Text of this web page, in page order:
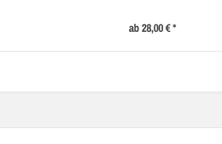
ab 28,00 € *